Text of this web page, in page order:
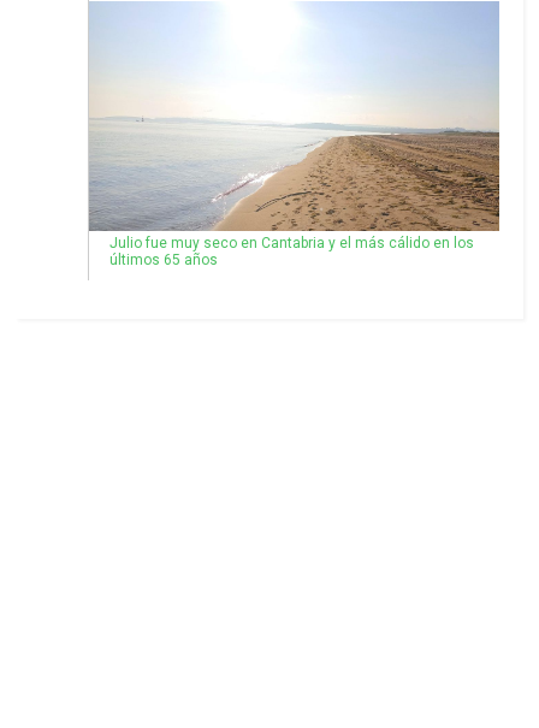
Julio fue muy seco en Cantabria y el más cálido en los
últimos 65 años